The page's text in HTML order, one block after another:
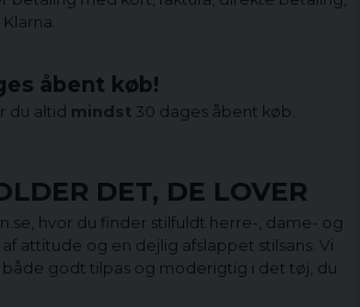
åbent køb!
du altid mindst 30 dages åbent køb.
DET, DE LOVER
hvor du finder stilfuldt herre-, dame- og
attitude og en dejlig afslappet stilsans. Vi
både godt tilpas og moderigtig i det tøj, du